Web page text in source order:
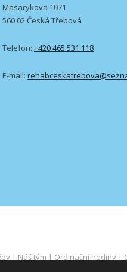
Masarykova 1071
560 02 Česká Třebová
Telefon: +420 465 531 118
E-mail:
| Náš tým | Ordinační hodiny |